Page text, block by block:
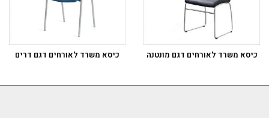
כיסא משרד לאורחים דגם מונטנה כיסא משרד לאורחים דגם דרים